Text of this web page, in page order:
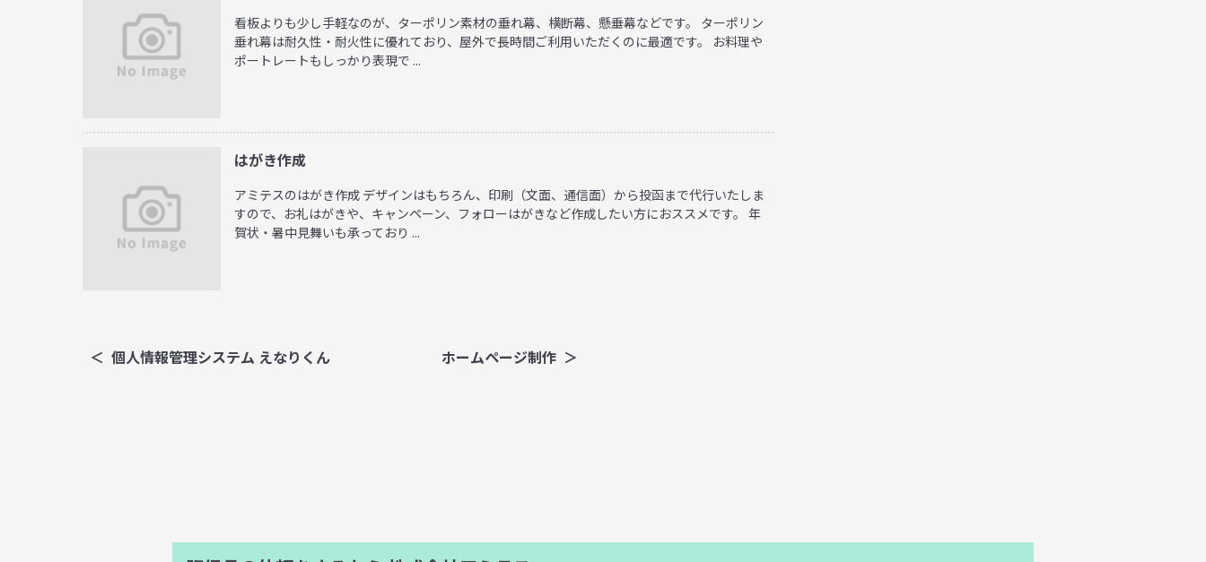
看板よりも少し手軽なのが、ターポリン素材の垂れ幕、横断幕、懸垂幕などです。 ターポリン
垂れ幕は耐久性・耐火性に優れており、屋外で長時間ご利用いただくのに最適です。 お料理や
ポートレートもしっかり表現で ...
はがき作成
アミテスのはがき作成 デザインはもちろん、印刷（文面、通信面）から投函まで代行いたしま
すので、お礼はがきや、キャンペーン、フォローはがきなど作成したい方におススメです。 年
賀状・暑中見舞いも承っており ...
個人情報管理システム えなりくん ホームページ制作